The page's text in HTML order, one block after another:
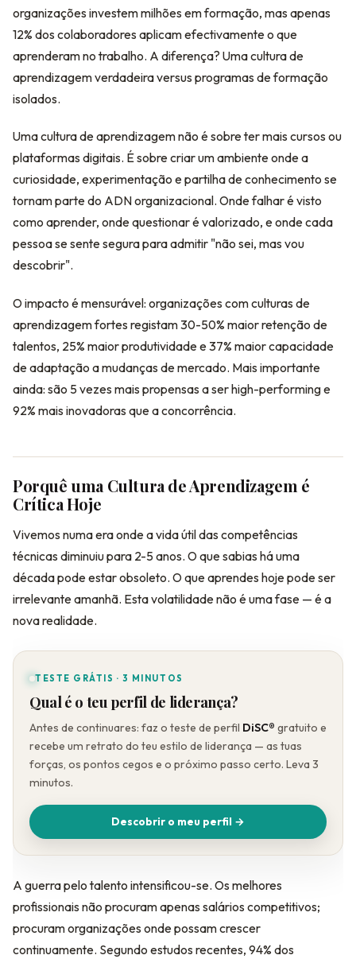
organizações investem milhões em formação, mas apenas
12% dos colaboradores aplicam efectivamente o que
aprenderam no trabalho. A diferença? Uma cultura de
aprendizagem verdadeira versus programas de formação
isolados.
Uma cultura de aprendizagem não é sobre ter mais cursos ou
plataformas digitais. É sobre criar um ambiente onde a
curiosidade, experimentação e partilha de conhecimento se
tornam parte do ADN organizacional. Onde falhar é visto
como aprender, onde questionar é valorizado, e onde cada
pessoa se sente segura para admitir "não sei, mas vou
descobrir".
O impacto é mensurável: organizações com culturas de
aprendizagem fortes registam 30-50% maior retenção de
talentos, 25% maior produtividade e 37% maior capacidade
de adaptação a mudanças de mercado. Mais importante
ainda: são 5 vezes mais propensas a ser high-performing e
92% mais inovadoras que a concorrência.
Porquê uma Cultura de Aprendizagem é
Crítica Hoje
Vivemos numa era onde a vida útil das competências
técnicas diminuiu para 2-5 anos. O que sabias há uma
década pode estar obsoleto. O que aprendes hoje pode ser
irrelevante amanhã. Esta volatilidade não é uma fase — é a
nova realidade.
TESTE GRÁTIS · 3 MINUTOS
Qual é o teu perfil de liderança?
Antes de continuares: faz o teste de perfil DiSC® gratuito e
recebe um retrato do teu estilo de liderança — as tuas
forças, os pontos cegos e o próximo passo certo. Leva 3
minutos.
Descobrir o meu perfil →
A guerra pelo talento intensificou-se. Os melhores
profissionais não procuram apenas salários competitivos;
procuram organizações onde possam crescer
continuamente. Segundo estudos recentes, 94% dos